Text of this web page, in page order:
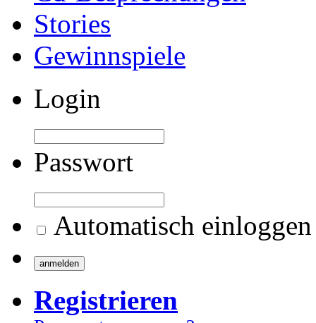
Stories
Gewinnspiele
Login
Passwort
Automatisch einloggen
Registrieren